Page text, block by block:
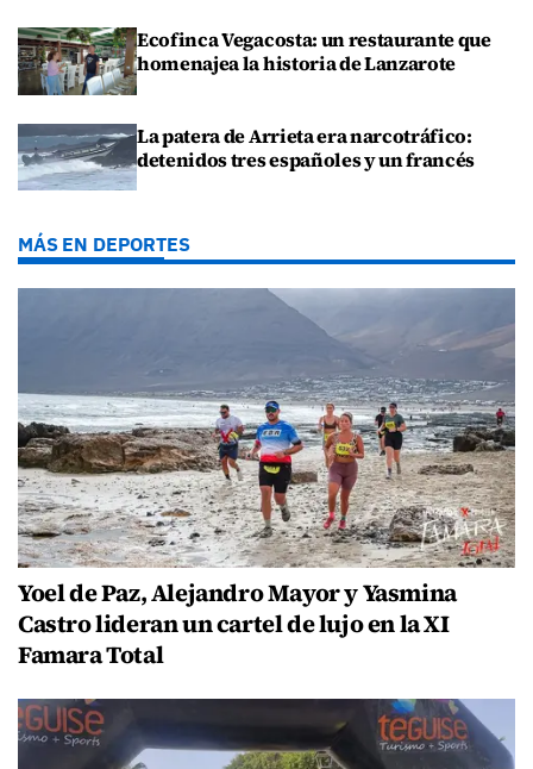
Ecofinca Vegacosta: un restaurante que
homenajea la historia de Lanzarote
La patera de Arrieta era narcotráfico:
detenidos tres españoles y un francés
MÁS EN DEPORTES
Yoel de Paz, Alejandro Mayor y Yasmina
Castro lideran un cartel de lujo en la XI
Famara Total